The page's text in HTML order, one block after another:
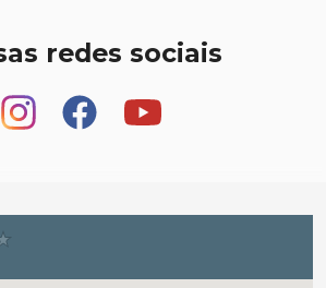
redes sociais